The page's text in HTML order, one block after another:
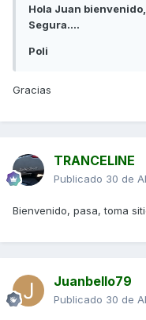
Hola Juan
Segura....
Poli
Gracias
TRANCELINE
Publicado 30 de
Bienvenido, pasa, toma
Juanbello79
Publicado 30 de